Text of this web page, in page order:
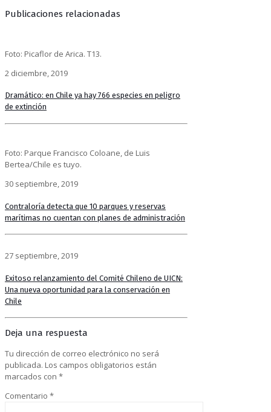
Publicaciones relacionadas
Foto: Picaflor de Arica. T13.
2 diciembre, 2019
Dramático: en Chile ya hay 766 especies en peligro
de extinción
Foto: Parque Francisco Coloane, de Luis
Bertea/Chile es tuyo.
30 septiembre, 2019
Contraloría detecta que 10 parques y reservas
marítimas no cuentan con planes de administración
27 septiembre, 2019
Exitoso relanzamiento del Comité Chileno de UICN:
Una nueva oportunidad para la conservación en
Chile
Deja una respuesta
Tu dirección de correo electrónico no será
publicada. Los campos obligatorios están
marcados con *
Comentario *